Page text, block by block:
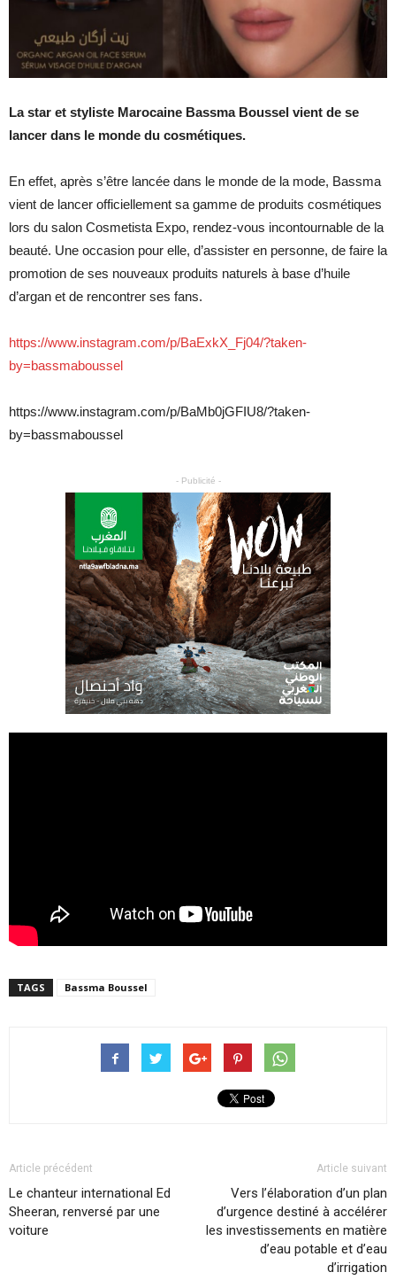
La star et styliste Marocaine Bassma Boussel vient de se
lancer dans le monde du cosmétiques.
En effet, après s’être lancée dans le monde de la mode, Bassma
vient de lancer officiellement sa gamme de produits cosmétiques
lors du salon Cosmetista Expo, rendez-vous incontournable de la
beauté. Une occasion pour elle, d’assister en personne, de faire la
promotion de ses nouveaux produits naturels à base d’huile
d’argan et de rencontrer ses fans.
https://www.instagram.com/p/BaExkX_Fj04/?taken-
by=bassmaboussel
https://www.instagram.com/p/BaMb0jGFIU8/?taken-
by=bassmaboussel
- Publicité -
TAGS Bassma Boussel
Article précédent
Le chanteur international Ed
Sheeran, renversé par une
voiture
Article suivant
Vers l’élaboration d’un plan
d’urgence destiné à accélérer
les investissements en matière
d’eau potable et d’eau
d’irrigation